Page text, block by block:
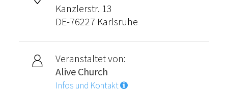
Kanzlerstr. 13
DE-76227 Karlsruhe
Veranstaltet von:
Alive Church
Infos und Kontakt